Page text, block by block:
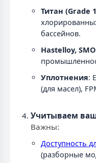
Титан (Grade
бассейнов.
Hastelloy,
Уплотнения:
(для масел),
Учитываем
Важны:
Доступность
(разборные